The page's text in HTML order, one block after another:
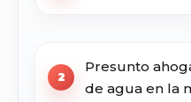
Presunto
de agua en la